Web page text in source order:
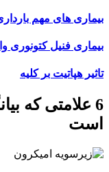
بیماری های مهم
بیماری فنیل کتونوری
تاثیر هپاتیت بر کلیه
6 علامتی که
است